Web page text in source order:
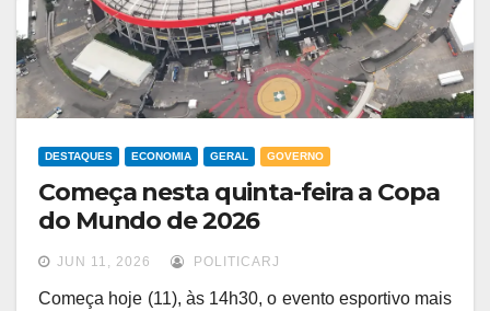
DESTAQUES ECONOMIA GERAL GOVERNO
Começa nesta quinta-feira a Copa
do Mundo de 2026
JUN 11, 2026 POLITICARJ
Começa hoje (11), às 14h30, o evento esportivo mais